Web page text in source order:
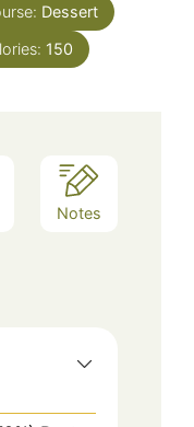
Dessert
150
Notes